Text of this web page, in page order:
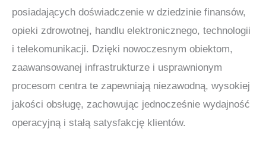
posiadających doświadczenie w dziedzinie finansów,
opieki zdrowotnej, handlu elektronicznego, technologii
i telekomunikacji. Dzięki nowoczesnym obiektom,
zaawansowanej infrastrukturze i usprawnionym
procesom centra te zapewniają niezawodną, wysokiej
jakości obsługę, zachowując jednocześnie wydajność
operacyjną i stałą satysfakcję klientów.